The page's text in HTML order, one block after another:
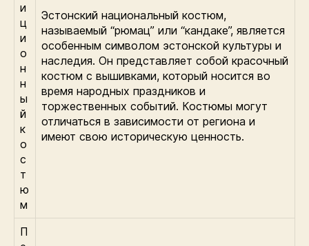
и
ц
и
о
н
н
ы
й
к
о
с
т
ю
м
Эстонский национальный костюм,
называемый “рюмац” или “кандаке”, является
особенным символом эстонской культуры и
наследия. Он представляет собой красочный
костюм с вышивками, который носится во
время народных праздников и
торжественных событий. Костюмы могут
отличаться в зависимости от региона и
имеют свою историческую ценность.
П